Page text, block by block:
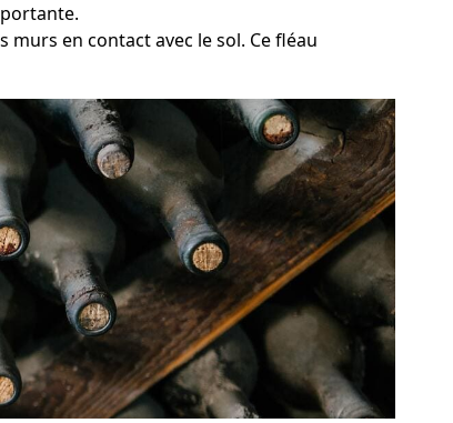
en contact avec le sol. Ce fléau